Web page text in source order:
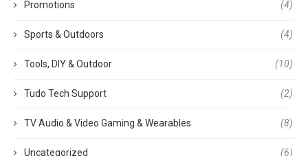
Promotions (4)
Sports & Outdoors (4)
Tools, DIY & Outdoor (10)
Tudo Tech Support (2)
TV Audio & Video Gaming & Wearables (8)
Uncategorized (6)